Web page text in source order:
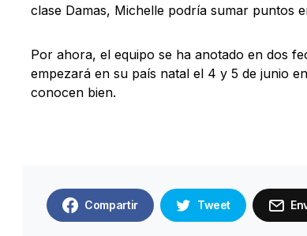
clase Damas, Michelle podría sumar puntos
Por ahora, el equipo se ha anotado en dos
empezará en su país natal el 4 y 5 de junio
conocen bien.
Compartir Tweet